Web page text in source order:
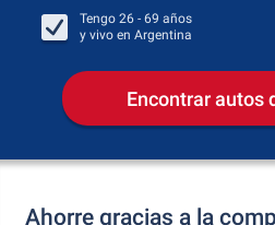
Tengo 26 - 69 años
y vivo en Argentina
Encontrar autos
Ahorre gracias a la